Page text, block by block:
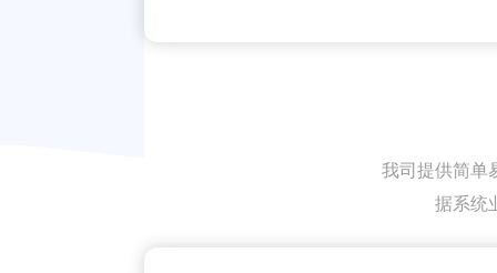
我司提供简单
据系统